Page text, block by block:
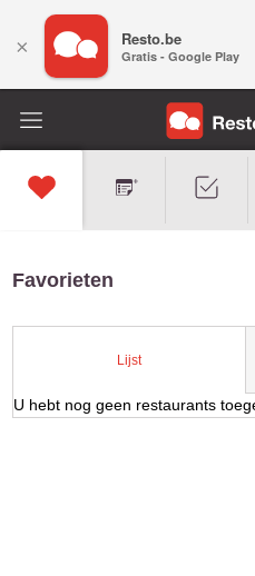
Favorieten
Lijst
U hebt nog geen restaurants
× Resto.be
Gratis - Google Play